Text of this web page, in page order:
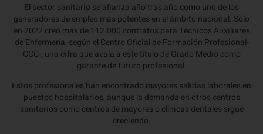
El sector sanitario se afianza año tras año como uno de los
generadores de empleo más potentes en el ámbito nacional. Sólo
en 2022 creó más de 112.000 contratos para Técnicos Auxiliares
de Enfermería, según el Centro Oficial de Formación Profesional-
CCC-, una cifra que avala a este título de Grado Medio como
garante de futuro profesional.
Estos profesionales han encontrado mayores salidas laborales en
puestos hospitalarios, aunque la demanda en otros centros
sanitarios como centros de mayores o clínicas dentales sigue
creciendo.